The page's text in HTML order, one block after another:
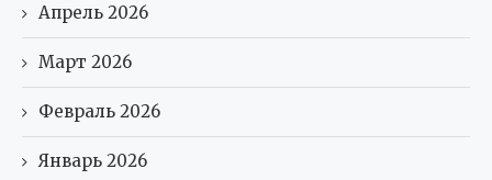
Апрель 2026
Март 2026
Февраль 2026
Январь 2026